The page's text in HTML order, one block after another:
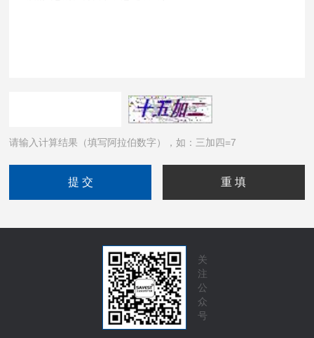
请输入计算结果（填写阿拉伯数字），如：三加四=7
关
注
公
众
号